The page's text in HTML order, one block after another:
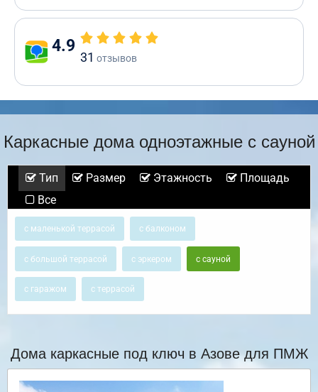
4.9
31 отзывов
Каркасные дома одноэтажные с сауной
Тип Размер Этажность
Площадь
Все
с маленькой террасой с балконом
с большой террасой с эркером с сауной
с гаражом с террасой
Дома каркасные под ключ в Азове для ПМЖ